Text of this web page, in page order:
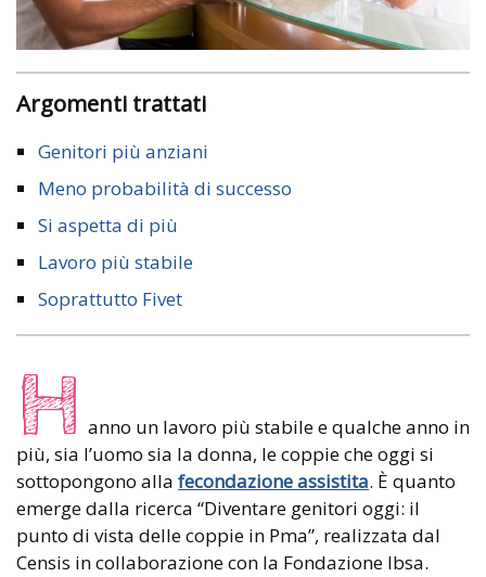
Argomenti trattati
Genitori più anziani
Meno probabilità di successo
Si aspetta di più
Lavoro più stabile
Soprattutto Fivet
H anno un lavoro più stabile e qualche anno in
più, sia l’uomo sia la donna, le coppie che oggi si
sottopongono alla fecondazione assistita. È quanto
emerge dalla ricerca “Diventare genitori oggi: il
punto di vista delle coppie in Pma”, realizzata dal
Censis in collaborazione con la Fondazione Ibsa.